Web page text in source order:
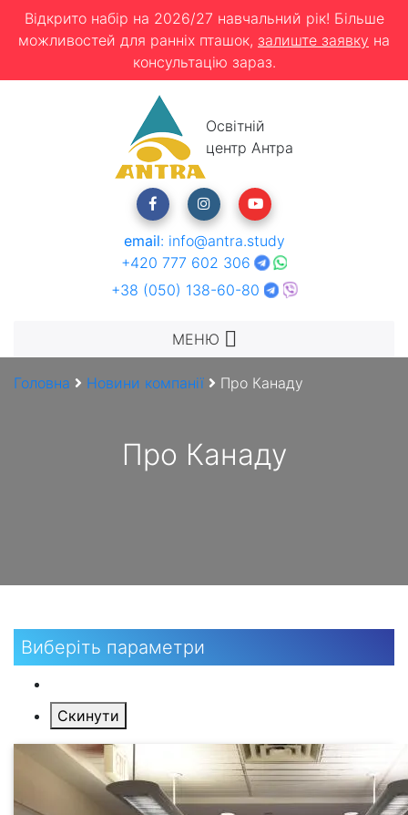
Відкрито набір на 2026/27 навчальний рік! Більше
можливостей для ранніх пташок, залиште заявку на
консультацію зараз.
Освітній
центр Антра
email: info@antra.study
+420 777 602 306
+38 (050) 138-60-80
МЕНЮ
Головна Новини компанії Про Канаду
Про Канаду
Виберіть параметри